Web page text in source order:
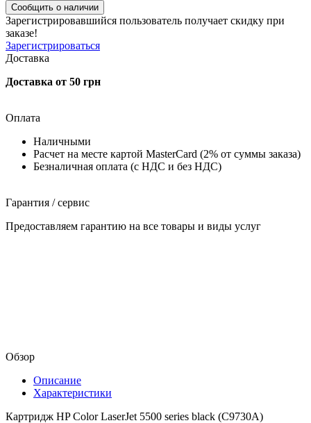
Сообщить о наличии
Зарегистрировавшийся пользователь получает скидку при
заказе!
Зарегистрироваться
Доставка
Доставка от 50 грн
Оплата
Наличными
Расчет на месте картой MasterCard (2% от суммы заказа)
Безналичная оплата (с НДС и без НДС)
Гарантия / сервис
Предоставляем гарантию на все товары и виды услуг
Обзор
Описание
Характеристики
Картридж HP Color LaserJet 5500 series black (C9730A)